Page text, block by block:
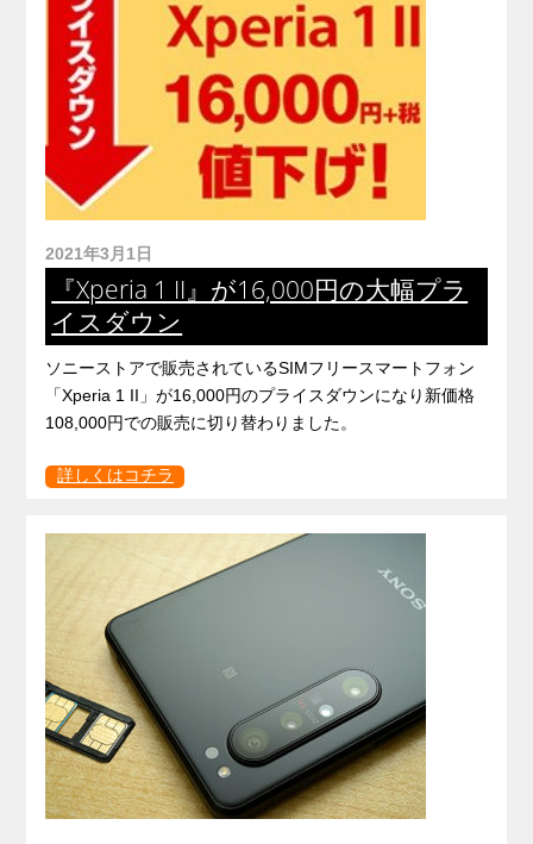
2021年3月1日
『Xperia 1 II』が16,000円の大幅プラ
イスダウン
ソニーストアで販売されているSIMフリースマートフォン
「Xperia 1 II」が16,000円のプライスダウンになり新価格
108,000円での販売に切り替わりました。
詳しくはコチラ